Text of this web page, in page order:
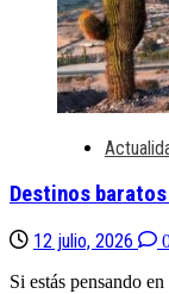
Destinos
12 julio, 2026
Si estás pensando